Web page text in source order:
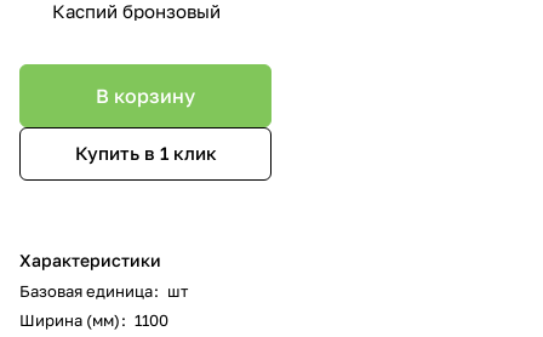
Каспий бронзовый
В корзину
Купить в 1 клик
Характеристики
Базовая единица: шт
Ширина (мм): 1100